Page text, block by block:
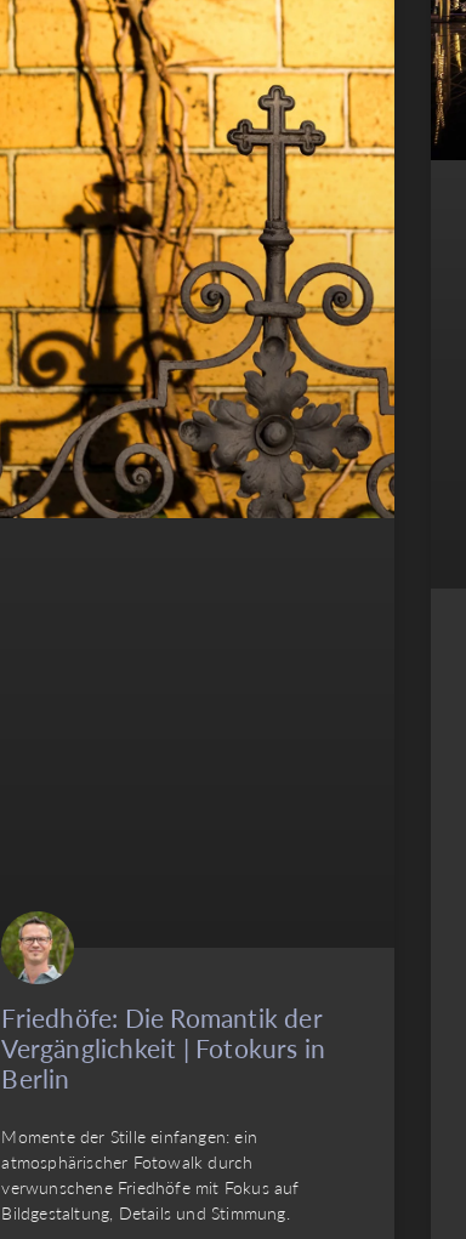
Friedhöfe: Die Romantik der
Vergänglichkeit | Fotokurs in
Berlin
Momente der Stille einfangen: ein
atmosphärischer Fotowalk durch
verwunschene Friedhöfe mit Fokus auf
Bildgestaltung, Details und Stimmung.